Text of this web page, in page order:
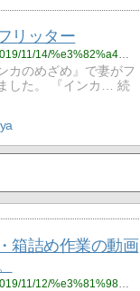
リッター
https://foods78.food.blog/2019/11/14/%e3%82%a4%e3%83%b3%e3%82%ab%e3%81%ae%e3%82%81%e3%81%96%e3%82%81%e3%81%ae%e3%83%95%e3%83%aa%e3%83%83%e3%82%bf%e3%83%bc/
カのめざめ』で妻がフ
した。 『インカ… 続
箱詰め作業の動画